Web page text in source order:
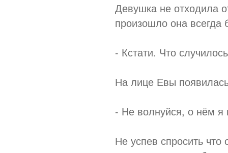
Девушка не отходила
произошло она всегда
- Кстати. Что
На лице Евы
- Не волнуйся, о нём я
Не успев спросить что